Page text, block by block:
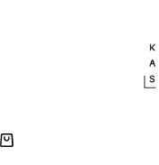
Warenkorb